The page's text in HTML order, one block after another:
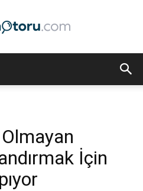
Optimizasyonu
İçin